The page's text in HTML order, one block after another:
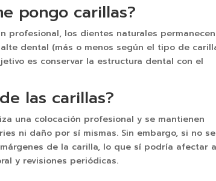
pongo carillas?
profesional, los dientes naturales permanecen
dental (más o menos según el tipo de
es conservar la estructura dental con el
las carillas?
una colocación profesional y se mantienen
ni daño por sí mismas. Sin embargo, si no se
de la carilla, lo que sí podría afectar
y revisiones periódicas.